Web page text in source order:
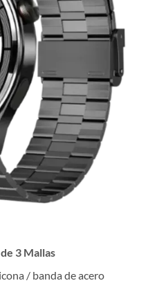
3 Mallas
/ banda de acero